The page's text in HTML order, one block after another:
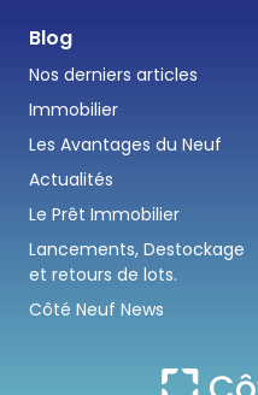
Blog
Nos derniers articles
Immobilier
Les Avantages du Neuf
Actualités
Le Prêt Immobilier
Lancements, Destockage
et retours de lots.
Côté Neuf News